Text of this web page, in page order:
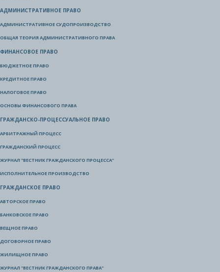
АДМИНИСТРАТИВНОЕ ПРАВО
АДМИНИСТРАТИВНОЕ СУДОПРОИЗВОДСТВО
ОБЩАЯ ТЕОРИЯ АДМИНИСТРАТИВНОГО ПРАВА
ФИНАНСОВОЕ ПРАВО
БЮДЖЕТНОЕ ПРАВО
КРЕДИТНОЕ ПРАВО
НАЛОГОВОЕ ПРАВО
ОСНОВЫ ФИНАНСОВОГО ПРАВА
ГРАЖДАНСКО-ПРОЦЕССУАЛЬНОЕ ПРАВО
АРБИТРАЖНЫЙ ПРОЦЕСС
ГРАЖДАНСКИЙ ПРОЦЕСС
ЖУРНАЛ "ВЕСТНИК ГРАЖДАНСКОГО ПРОЦЕССА"
ИСПОЛНИТЕЛЬНОЕ ПРОИЗВОДСТВО
ГРАЖДАНСКОЕ ПРАВО
АВТОРСКОЕ ПРАВО
БАНКОВСКОЕ ПРАВО
ВЕЩНОЕ ПРАВО
ДОГОВОРНОЕ ПРАВО
ЖИЛИЩНОЕ ПРАВО
ЖУРНАЛ "ВЕСТНИК ГРАЖДАНСКОГО ПРАВА"